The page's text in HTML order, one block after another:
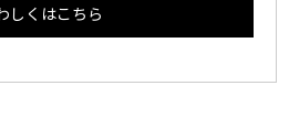
しくはこちら